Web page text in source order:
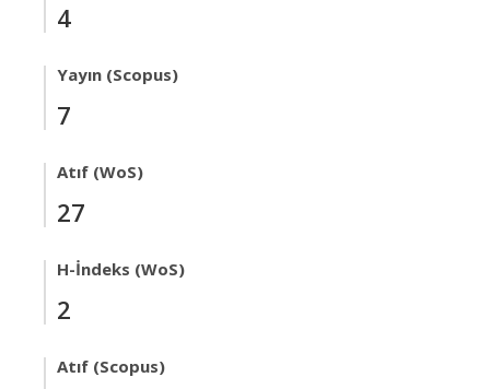
4
Yayın (Scopus)
7
Atıf (WoS)
27
H-İndeks (WoS)
2
Atıf (Scopus)